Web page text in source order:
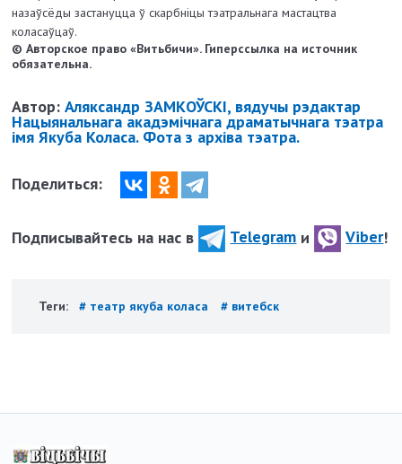
назаўсёды застануцца ў скарбніцы тэатральнага мастацтва
коласаўцаў.
© Авторское право «Витьбичи». Гиперссылка на источник
обязательна.
Автор:Аляксандр ЗАМКОЎСКІ, вядучы рэдактар
Нацыянальнага акадэмічнага драматычнага тэатра
імя Якуба Коласа. Фота з архіва тэатра.
Поделиться:
Подписывайтесь на нас в Telegram и Viber!
Теги: # театр якуба коласа # витебск